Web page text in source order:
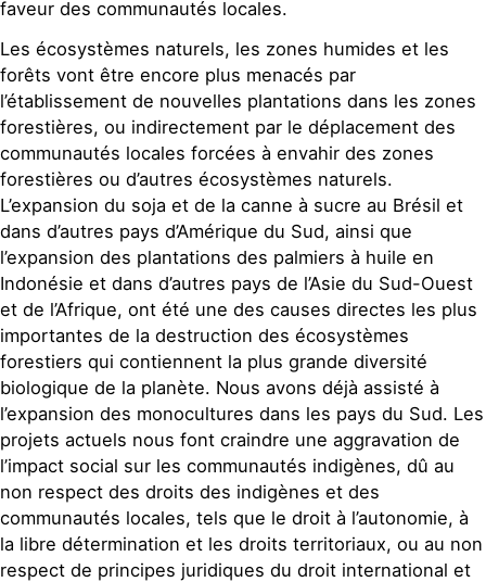
faveur des communautés locales.
Les écosystèmes naturels, les zones humides et les
forêts vont être encore plus menacés par
l’établissement de nouvelles plantations dans les zones
forestières, ou indirectement par le déplacement des
communautés locales forcées à envahir des zones
forestières ou d’autres écosystèmes naturels.
L’expansion du soja et de la canne à sucre au Brésil et
dans d’autres pays d’Amérique du Sud, ainsi que
l’expansion des plantations des palmiers à huile en
Indonésie et dans d’autres pays de l’Asie du Sud-Ouest
et de l’Afrique, ont été une des causes directes les plus
importantes de la destruction des écosystèmes
forestiers qui contiennent la plus grande diversité
biologique de la planète. Nous avons déjà assisté à
l’expansion des monocultures dans les pays du Sud. Les
projets actuels nous font craindre une aggravation de
l’impact social sur les communautés indigènes, dû au
non respect des droits des indigènes et des
communautés locales, tels que le droit à l’autonomie, à
la libre détermination et les droits territoriaux, ou au non
respect de principes juridiques du droit international et